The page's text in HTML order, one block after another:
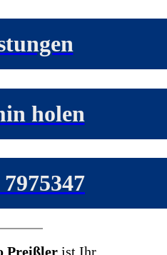
holen
Preißler ist Ihr